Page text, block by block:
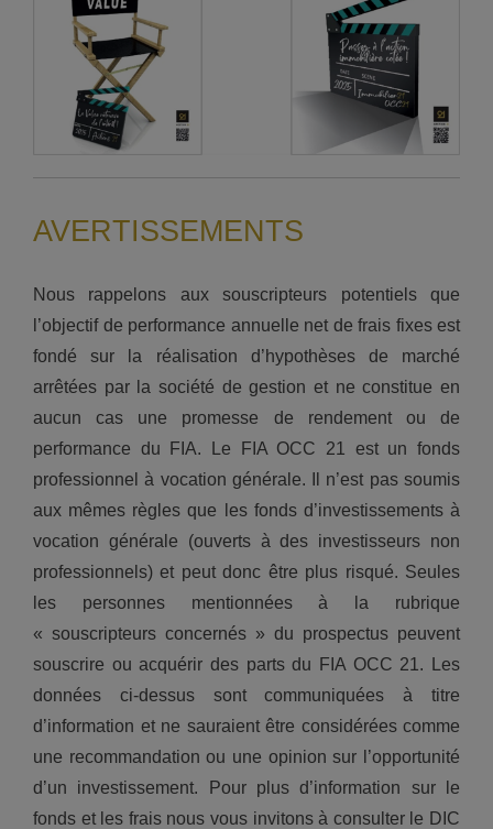
AVERTISSEMENTS
Nous rappelons aux souscripteurs potentiels que
l’objectif de performance annuelle net de frais fixes est
fondé sur la réalisation d’hypothèses de marché
arrêtées par la société de gestion et ne constitue en
aucun cas une promesse de rendement ou de
performance du FIA. Le FIA OCC 21 est un fonds
professionnel à vocation générale. Il n’est pas soumis
aux mêmes règles que les fonds d’investissements à
vocation générale (ouverts à des investisseurs non
professionnels) et peut donc être plus risqué. Seules
les personnes mentionnées à la rubrique
« souscripteurs concernés » du prospectus peuvent
souscrire ou acquérir des parts du FIA OCC 21. Les
données ci-dessus sont communiquées à titre
d’information et ne sauraient être considérées comme
une recommandation ou une opinion sur l’opportunité
d’un investissement. Pour plus d’information sur le
fonds et les frais nous vous invitons à consulter le DIC